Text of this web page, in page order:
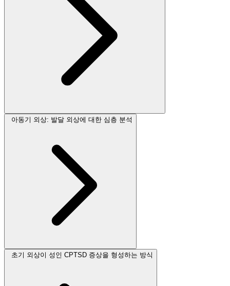
아동기 외상: 발달 외상에 대한 심층 분석
초기 외상이 성인 CPTSD 증상을 형성하는 방식